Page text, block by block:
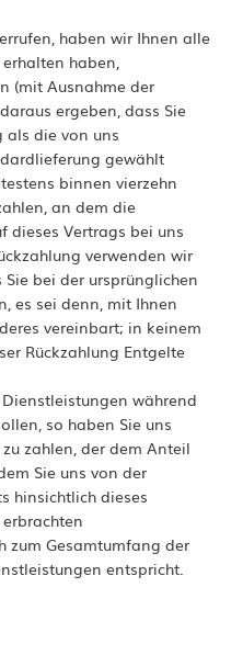
haben wir Ihnen alle
haben,
(mit Ausnahme der
ergeben, dass Sie
als die von uns
gewählt
binnen vierzehn
an dem die
dieses Vertrags bei uns
verwenden wir
bei der ursprünglichen
es sei denn, mit Ihnen
vereinbart; in keinem
Rückzahlung Entgelte
während
so haben Sie uns
zahlen, der dem Anteil
Sie uns von der
hinsichtlich dieses
zum Gesamtumfang der
entspricht.